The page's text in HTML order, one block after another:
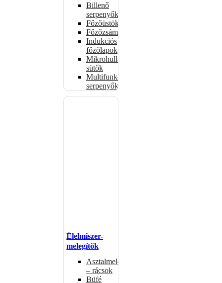
Billenő
serpenyők
Főzőüstök
Főzőzsámolyok
Indukciós
főzőlapok
Mikrohullámú
sütők
Multifunkciós
serpenyők
Élelmiszer-
melegítők
Asztalmelegítők
– rácsok
Büfé